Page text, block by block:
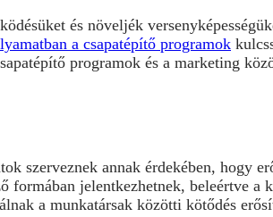
és növeljék
a csapatépítő programok
programok és a marketing
szerveznek annak érdekében, hogy
jelentkezhetnek, beleértve a
a munkatársak közötti kötődés